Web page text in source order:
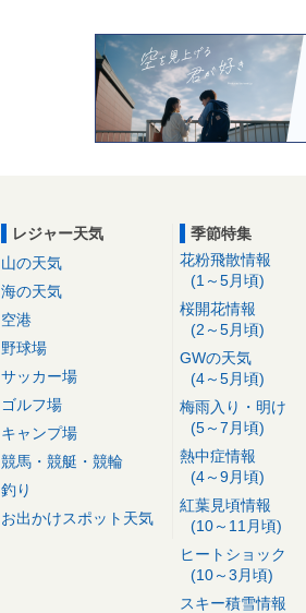
レジャー天気
山の天気
海の天気
空港
野球場
サッカー場
ゴルフ場
キャンプ場
競馬・競艇・競輪
釣り
お出かけスポット天気
季節特集
花粉飛散情報
(1～5月頃)
桜開花情報
(2～5月頃)
GWの天気
(4～5月頃)
梅雨入り・明け
(5～7月頃)
熱中症情報
(4～9月頃)
紅葉見頃情報
(10～11月頃)
ヒートショック
(10～3月頃)
スキー積雪情報